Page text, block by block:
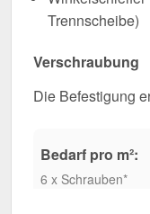
Trennscheibe)
Verschraubung
Die Befestigung
Bedarf pro m²:
6 x Schrauben*